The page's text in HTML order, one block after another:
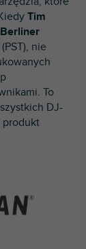
Tim
nie
To
DJ-
produkt